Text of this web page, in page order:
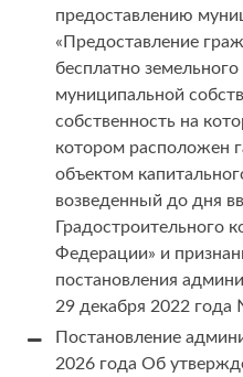
предоставлению
«Предоставление
бесплатно
муниципальной
собственность на
котором расположен
объектом
возведенный до дня
Градостроительного
Федерации» и
постановления
29 декабря 2022
Постановление
2026 года Об